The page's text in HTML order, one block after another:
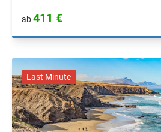
ab411 €
Last Minute